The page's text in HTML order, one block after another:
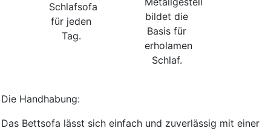
Schlafsofa
für jeden
Tag.
bildet die
Basis für
erholamen
Schlaf.
Die Handhabung:
Das Bettsofa lässt sich einfach und zuverlässig mit einer